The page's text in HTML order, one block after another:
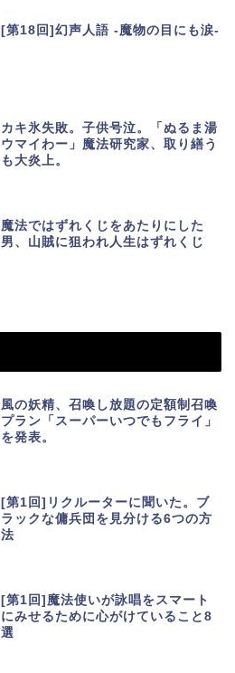
[第18回]幻声人語 -魔物の目にも涙-
カキ氷失敗。子供号泣。「ぬるま湯
ウマイわー」魔法研究家、取り繕う
も大炎上。
魔法ではずれくじをあたりにした
男、山賊に狙われ人生はずれくじ
風の妖精、召喚し放題の定額制召喚
プラン「スーパーいつでもフライ」
を発表。
[第1回]リクルーターに聞いた。ブ
ラックな傭兵団を見分ける6つの方
法
[第1回]魔法使いが詠唱をスマート
にみせるために心がけていること8
選